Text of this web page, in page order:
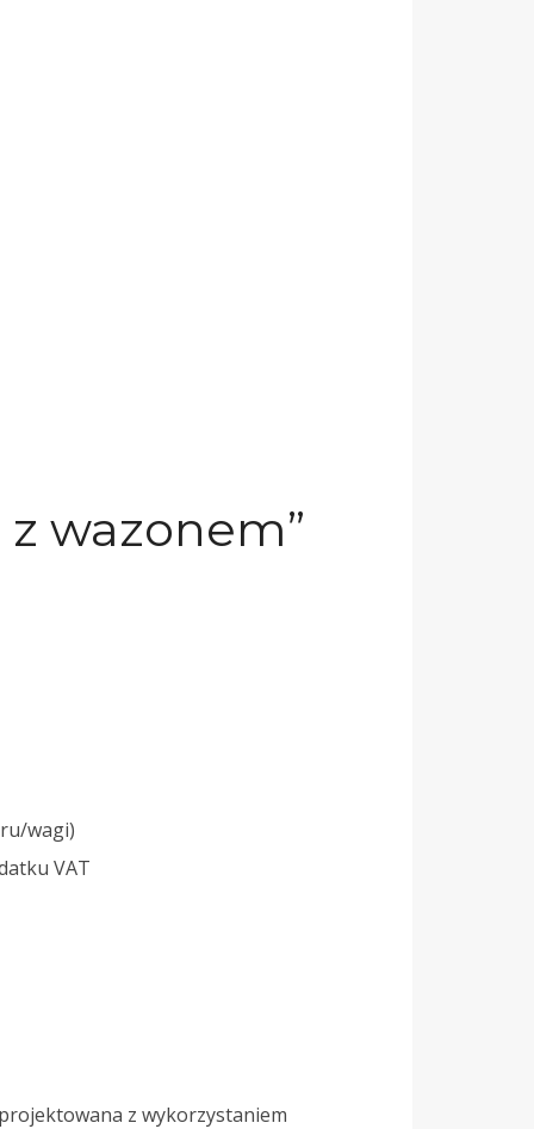
wazonem”
wagi)
VAT
z wykorzystaniem